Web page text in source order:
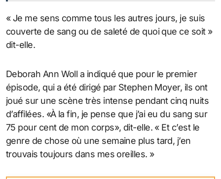
« Je me sens comme tous les autres jours, je suis
couverte de sang ou de saleté de quoi que ce soit »
dit-elle.
Deborah Ann Woll a indiqué que pour le premier
épisode, qui a été dirigé par Stephen Moyer, ils ont
joué sur une scène très intense pendant cinq nuits
d’affilées. «À la fin, je pense que j’ai eu du sang sur
75 pour cent de mon corps», dit-elle. « Et c’est le
genre de chose où une semaine plus tard, j’en
trouvais toujours dans mes oreilles. »